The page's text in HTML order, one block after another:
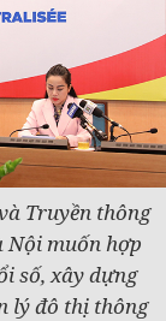
Truyền thông
Nội muốn hợp
số, xây dựng
lý đô thị thông